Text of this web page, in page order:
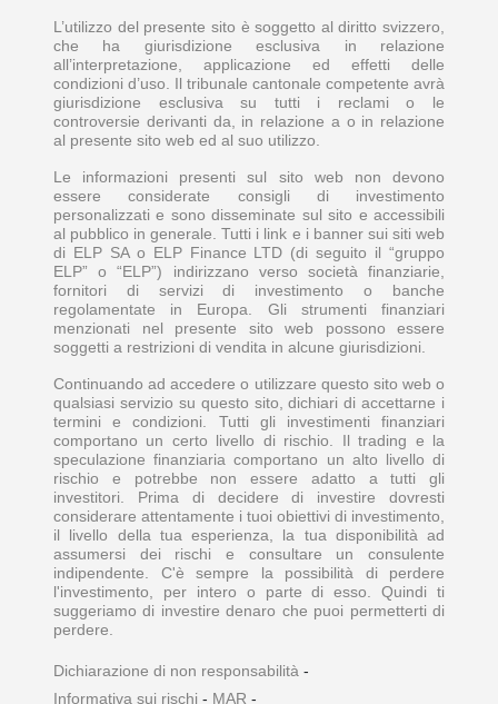
L’utilizzo del presente sito è soggetto al diritto svizzero,
che ha giurisdizione esclusiva in relazione
all’interpretazione, applicazione ed effetti delle
condizioni d’uso. Il tribunale cantonale competente avrà
giurisdizione esclusiva su tutti i reclami o le
controversie derivanti da, in relazione a o in relazione
al presente sito web ed al suo utilizzo.
Le informazioni presenti sul sito web non devono
essere considerate consigli di investimento
personalizzati e sono disseminate sul sito e accessibili
al pubblico in generale. Tutti i link e i banner sui siti web
di ELP SA o ELP Finance LTD (di seguito il “gruppo
ELP” o “ELP”) indirizzano verso società finanziarie,
fornitori di servizi di investimento o banche
regolamentate in Europa. Gli strumenti finanziari
menzionati nel presente sito web possono essere
soggetti a restrizioni di vendita in alcune giurisdizioni.
Continuando ad accedere o utilizzare questo sito web o
qualsiasi servizio su questo sito, dichiari di accettarne i
termini e condizioni. Tutti gli investimenti finanziari
comportano un certo livello di rischio. Il trading e la
speculazione finanziaria comportano un alto livello di
rischio e potrebbe non essere adatto a tutti gli
investitori. Prima di decidere di investire dovresti
considerare attentamente i tuoi obiettivi di investimento,
il livello della tua esperienza, la tua disponibilità ad
assumersi dei rischi e consultare un consulente
indipendente. C'è sempre la possibilità di perdere
l'investimento, per intero o parte di esso. Quindi ti
suggeriamo di investire denaro che puoi permetterti di
perdere.
Dichiarazione di non responsabilità -
Informativa sui rischi - MAR -